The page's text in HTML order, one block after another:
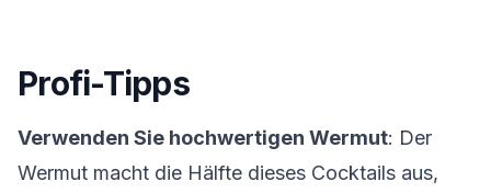
Profi-Tipps
Verwenden Sie hochwertigen Wermut: Der
Wermut macht die Hälfte dieses Cocktails aus,